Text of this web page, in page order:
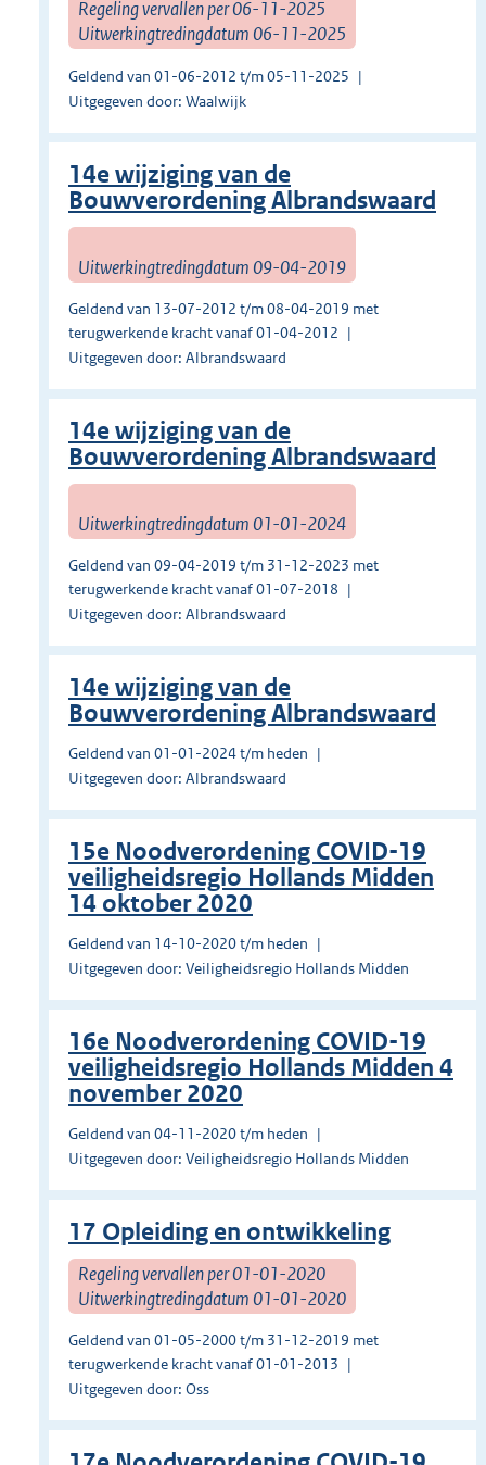
Regeling vervallen per 06-11-2025
Uitwerkingtredingdatum 06-11-2025
Geldend van 01-06-2012 t/m 05-11-2025
Uitgegeven door: Waalwijk
14e wijziging van de
Bouwverordening Albrandswaard
Uitwerkingtredingdatum 09-04-2019
Geldend van 13-07-2012 t/m 08-04-2019 met
terugwerkende kracht vanaf 01-04-2012
Uitgegeven door: Albrandswaard
14e wijziging van de
Bouwverordening Albrandswaard
Uitwerkingtredingdatum 01-01-2024
Geldend van 09-04-2019 t/m 31-12-2023 met
terugwerkende kracht vanaf 01-07-2018
Uitgegeven door: Albrandswaard
14e wijziging van de
Bouwverordening Albrandswaard
Geldend van 01-01-2024 t/m heden
Uitgegeven door: Albrandswaard
15e Noodverordening COVID-19
veiligheidsregio Hollands Midden
14 oktober 2020
Geldend van 14-10-2020 t/m heden
Uitgegeven door: Veiligheidsregio Hollands Midden
16e Noodverordening COVID-19
veiligheidsregio Hollands Midden 4
november 2020
Geldend van 04-11-2020 t/m heden
Uitgegeven door: Veiligheidsregio Hollands Midden
17 Opleiding en ontwikkeling
Regeling vervallen per 01-01-2020
Uitwerkingtredingdatum 01-01-2020
Geldend van 01-05-2000 t/m 31-12-2019 met
terugwerkende kracht vanaf 01-01-2013
Uitgegeven door: Oss